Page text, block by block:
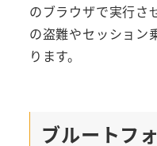
のブラウザで実行さ
の盗難やセッション
ります。
ブルートフ